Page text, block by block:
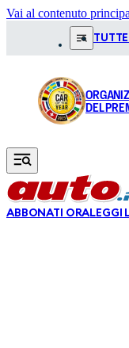
Vai al contenuto
DEL
ABBONATI ORALEGGI